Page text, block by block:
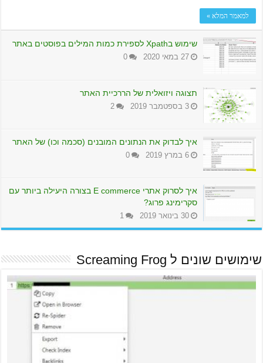
למאמר המלא »
שימוש בXpath לספירת כמות המילים בפוסטים באתר
27 במאי 2020 0
תצוגה ויזואלית של הררכיית האתר
3 בספטמבר 2019 2
איך לבדוק את הנתונים המובנים (סכמה וכו) של האתר
6 במרץ 2019 0
איך לסרוק אתרי E commerce בצורה היעילה ביותר עם
סקרימינג פרוג?
30 בינואר 2019 1
שימושים שונים ל Screaming Frog